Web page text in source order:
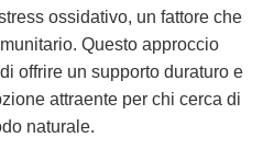
ossidativo, un fattore che
Questo approccio
di offrire un supporto duraturo e
attraente per chi cerca di
naturale.